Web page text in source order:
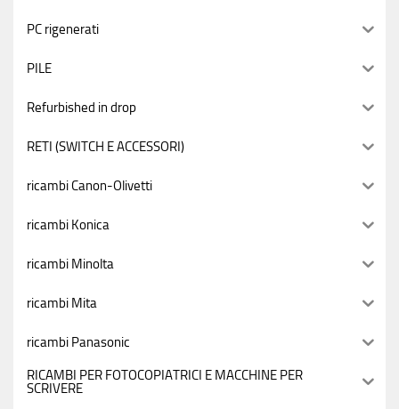
PC rigenerati
PILE
Refurbished in drop
RETI (SWITCH E ACCESSORI)
ricambi Canon-Olivetti
ricambi Konica
ricambi Minolta
ricambi Mita
ricambi Panasonic
RICAMBI PER FOTOCOPIATRICI E MACCHINE PER
SCRIVERE